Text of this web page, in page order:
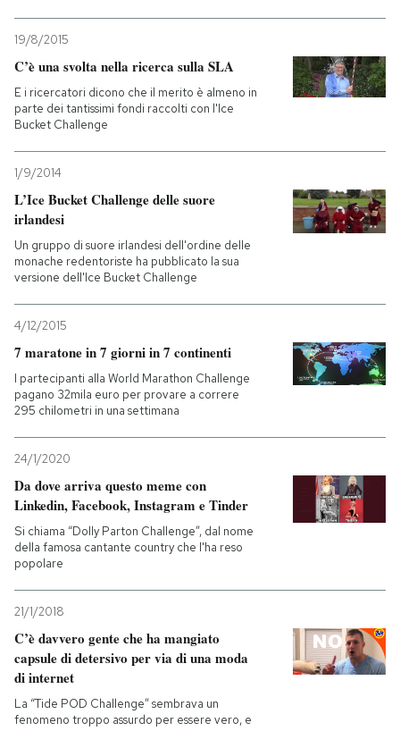
19/8/2015
C’è una svolta nella ricerca sulla SLA
E i ricercatori dicono che il merito è almeno in
parte dei tantissimi fondi raccolti con l'Ice
Bucket Challenge
1/9/2014
L’Ice Bucket Challenge delle suore
irlandesi
Un gruppo di suore irlandesi dell'ordine delle
monache redentoriste ha pubblicato la sua
versione dell'Ice Bucket Challenge
4/12/2015
7 maratone in 7 giorni in 7 continenti
I partecipanti alla World Marathon Challenge
pagano 32mila euro per provare a correre
295 chilometri in una settimana
24/1/2020
Da dove arriva questo meme con
Linkedin, Facebook, Instagram e Tinder
Si chiama “Dolly Parton Challenge”, dal nome
della famosa cantante country che l'ha reso
popolare
21/1/2018
C’è davvero gente che ha mangiato
capsule di detersivo per via di una moda
di internet
La “Tide POD Challenge” sembrava un
fenomeno troppo assurdo per essere vero, e